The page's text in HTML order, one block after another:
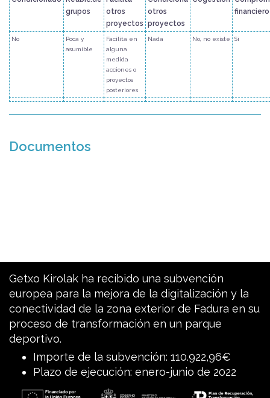
grupos
otros
proyectos
otros
proyectos
financiero
No
Poca y
asumible
Facilita en
alguna
medida
acciones o
proyectos
posteriores
Nada No, no existe Sí
Documentos
Getxo Kirolak ha recibido una subvención
europea para la mejora de la digitalización y la
conectividad de la zona exterior de Fadura en su
proceso de transformación en un parque
deportivo.
Importe de la subvención: 110.922,96€
Plazo de ejecución: enero-junio de 2022